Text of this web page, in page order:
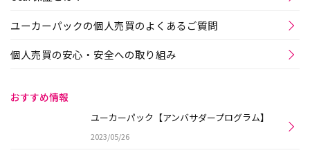
ユーカーパックの個人売買のよくあるご質問
個人売買の安心・安全への取り組み
おすすめ情報
ユーカーパック【アンバサダープログラム】
2023/05/26